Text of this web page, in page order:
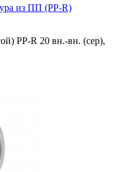
из ПП (PP-R)
PP-R 20 вн.-вн. (сер),